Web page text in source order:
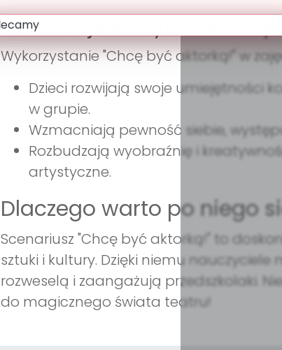
Jakie daje korzyści
Wykorzystanie "Chcę być aktorką!" w
Dzieci rozwijają swoje umiejętności
w grupie.
Wzmacniają pewność siebie,
Rozbudzają wyobraźnię i
artystyczne.
Dlaczego warto po niego
Scenariusz "Chcę być aktorką!" to
sztuki i kultury. Dzięki niemu
rozweselą i zaangażują przedszkolaki.
do magicznego świata teatru!